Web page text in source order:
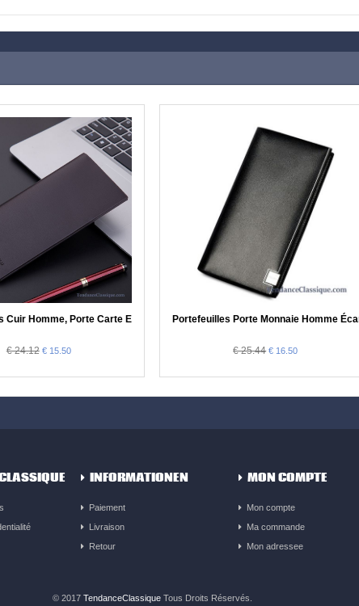
Cuir Homme, Porte Carte Et Monnaie Homme Pas Cher
€ 24.12 € 15.50
Portefeuilles Porte Monnaie Homme
€ 25.44 € 16.50
INFORMATIONEN
Paiement
Livraison
Retour
MON COMPTE
Mon compte
Ma commande
Mon adressee
© 2017 TendanceClassiqueTous Droits Réservés.